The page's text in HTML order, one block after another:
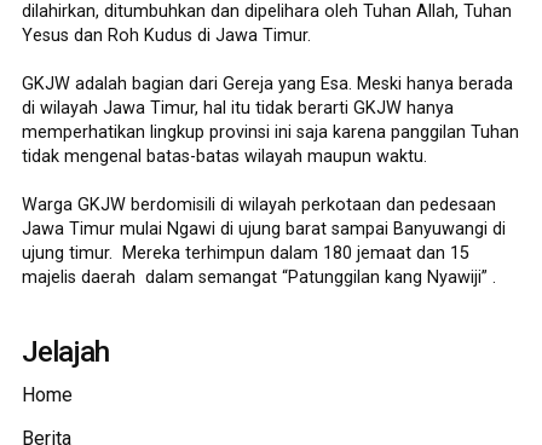
dilahirkan, ditumbuhkan dan dipelihara oleh Tuhan Allah, Tuhan
Yesus dan Roh Kudus di Jawa Timur.
GKJW adalah bagian dari Gereja yang Esa. Meski hanya berada
di wilayah Jawa Timur, hal itu tidak berarti GKJW hanya
memperhatikan lingkup provinsi ini saja karena panggilan Tuhan
tidak mengenal batas-batas wilayah maupun waktu.
Warga GKJW berdomisili di wilayah perkotaan dan pedesaan
Jawa Timur mulai Ngawi di ujung barat sampai Banyuwangi di
ujung timur. Mereka terhimpun dalam 180 jemaat dan 15
majelis daerah dalam semangat “Patunggilan kang Nyawiji” .
Jelajah
Home
Berita